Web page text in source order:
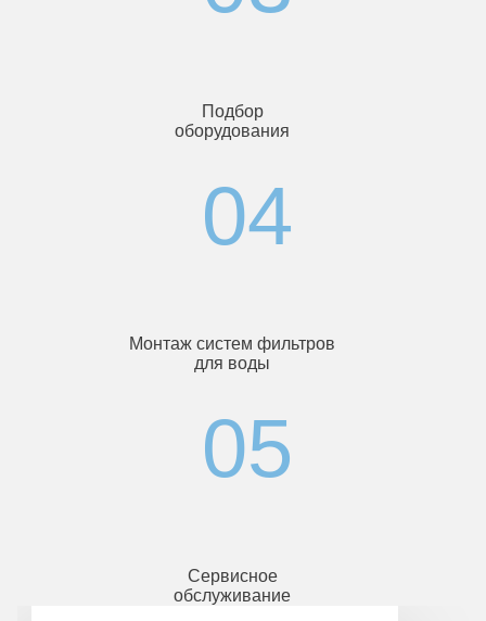
Подбор
оборудования
Монтаж систем фильтров
для воды
Сервисное
обслуживание